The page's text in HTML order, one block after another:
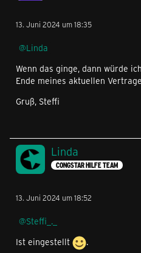
13. Juni 2024 um 18:35
Linda
Wenn das ginge, dann würde
Ende meines aktuellen
Gruß, Steffi
Linda
CONGSTAR HILFE TEAM
13. Juni 2024 um 18:52
Steffi_._
Ist eingestellt
.